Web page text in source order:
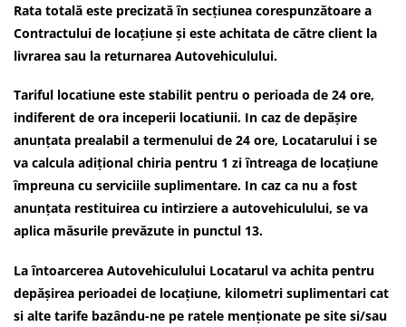
Rata totală este precizată în secțiunea corespunzătoare a
Contractului de locațiune și este achitata de către client la
livrarea sau la returnarea Autovehiculului.
Tariful locatiune este stabilit pentru o perioada de 24 ore,
indiferent de ora inceperii locatiunii. In caz de depășire
anunțata prealabil a termenului de 24 ore, Locatarului i se
va calcula adițional chiria pentru 1 zi întreaga de locațiune
împreuna cu serviciile suplimentare. In caz ca nu a fost
anunțata restituirea cu intirziere a autovehiculului, se va
aplica măsurile prevăzute in punctul 13.
La întoarcerea Autovehiculului Locatarul va achita pentru
depășirea perioadei de locațiune, kilometri suplimentari cat
si alte tarife bazându-ne pe ratele menționate pe site si/sau